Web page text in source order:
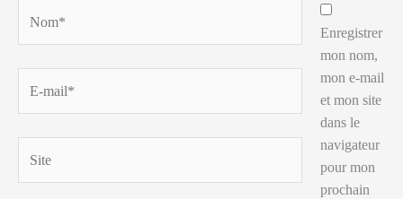
mail*
Enregistrer
mon nom,
mon e-mail
et mon site
dans le
navigateur
pour mon
prochain